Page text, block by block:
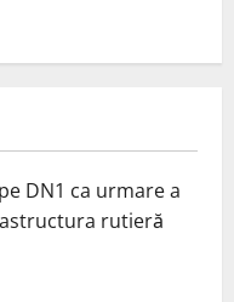
DN1 ca urmare a
rutieră